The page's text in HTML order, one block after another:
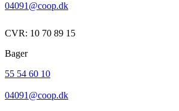
04091@coop.dk
CVR: 10 70 89 15
Bager
55 54 60 10
04091@coop.dk